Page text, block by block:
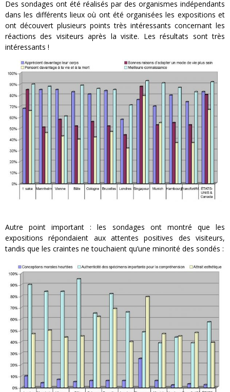
Des sondages ont été réalisés par des organismes indépendants
dans les différents lieux où ont été organisées les expositions et
ont découvert plusieurs points très intéressants concernant les
réactions des visiteurs après la visite. Les résultats sont très
intéressants !
Autre point important : les sondages ont montré que les
expositions répondaient aux attentes positives des visiteurs,
tandis que les craintes ne touchaient qu’une minorité des sondés :